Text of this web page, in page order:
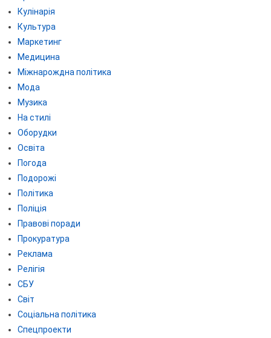
Кулінарія
Культура
Маркетинг
Медицина
Міжнарождна політика
Мода
Музика
На стилі
Оборудки
Освіта
Погода
Подорожі
Політика
Поліція
Правові поради
Прокуратура
Реклама
Релігія
СБУ
Світ
Соціальна політика
Спецпроекти